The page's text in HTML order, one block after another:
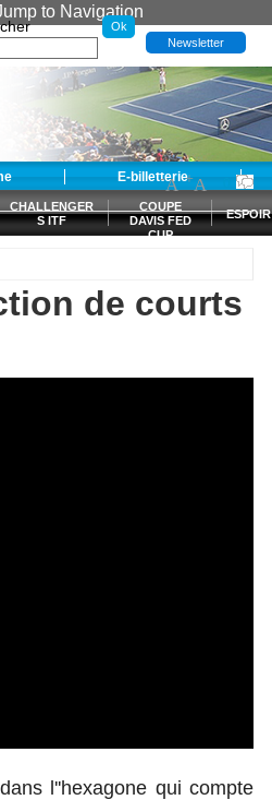
to Navigation
Newsletter
E-billetterie
CHALLENGER
S ITF
COUPE
DAVIS FED
CUP
ESPOIR
-A +A
de courts
l''hexagone qui compte